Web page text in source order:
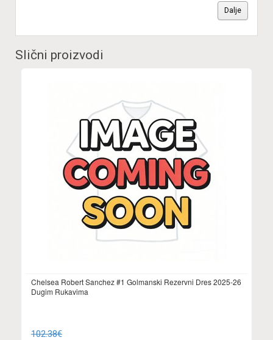
Dalje
Slični proizvodi
Chelsea Robert Sanchez #1 Golmanski Rezervni Dres 2025-26
Dugim Rukavima
102.38€